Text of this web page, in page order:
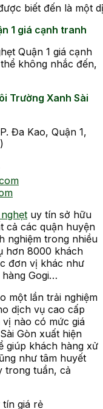
biết đến là một
1 giá cạnh tranh
Quận 1 giá cạnh
không nhắc đến,
Trường Xanh Sài
Đa Kao, Quận 1,
uy tín sở hữu
cả các quận huyện
nghiệm trong nhiều
hơn 8000 khách
đơn vị khác như
Gogi…
một lần trải nghiệm
dịch vụ cao cấp
nào có mức giá
Gòn xuất hiện
giúp khách hàng xử
như tâm huyết
trong tuần, cả